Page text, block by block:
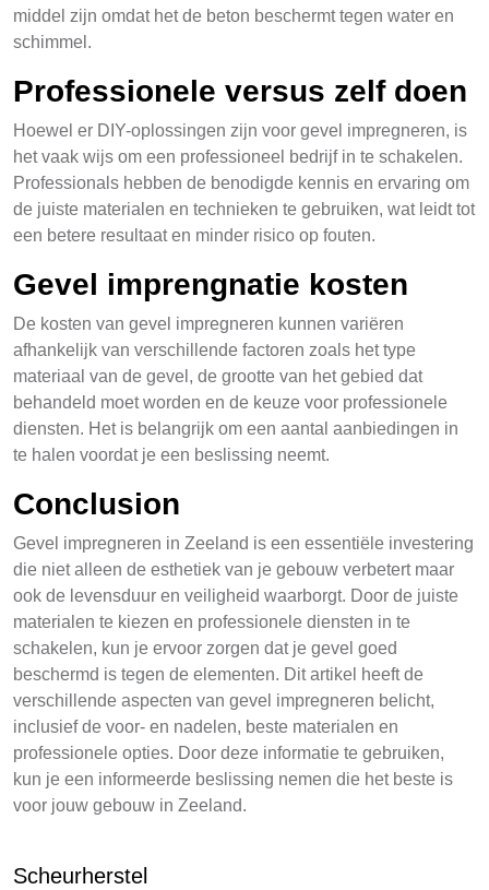
middel zijn omdat het de beton beschermt tegen water en
schimmel.
Professionele versus zelf doen
Hoewel er DIY-oplossingen zijn voor gevel impregneren, is
het vaak wijs om een professioneel bedrijf in te schakelen.
Professionals hebben de benodigde kennis en ervaring om
de juiste materialen en technieken te gebruiken, wat leidt tot
een betere resultaat en minder risico op fouten.
Gevel imprengnatie kosten
De kosten van gevel impregneren kunnen variëren
afhankelijk van verschillende factoren zoals het type
materiaal van de gevel, de grootte van het gebied dat
behandeld moet worden en de keuze voor professionele
diensten. Het is belangrijk om een aantal aanbiedingen in
te halen voordat je een beslissing neemt.
Conclusion
Gevel impregneren in Zeeland is een essentiële investering
die niet alleen de esthetiek van je gebouw verbetert maar
ook de levensduur en veiligheid waarborgt. Door de juiste
materialen te kiezen en professionele diensten in te
schakelen, kun je ervoor zorgen dat je gevel goed
beschermd is tegen de elementen. Dit artikel heeft de
verschillende aspecten van gevel impregneren belicht,
inclusief de voor- en nadelen, beste materialen en
professionele opties. Door deze informatie te gebruiken,
kun je een informeerde beslissing nemen die het beste is
voor jouw gebouw in Zeeland.
Scheurherstel